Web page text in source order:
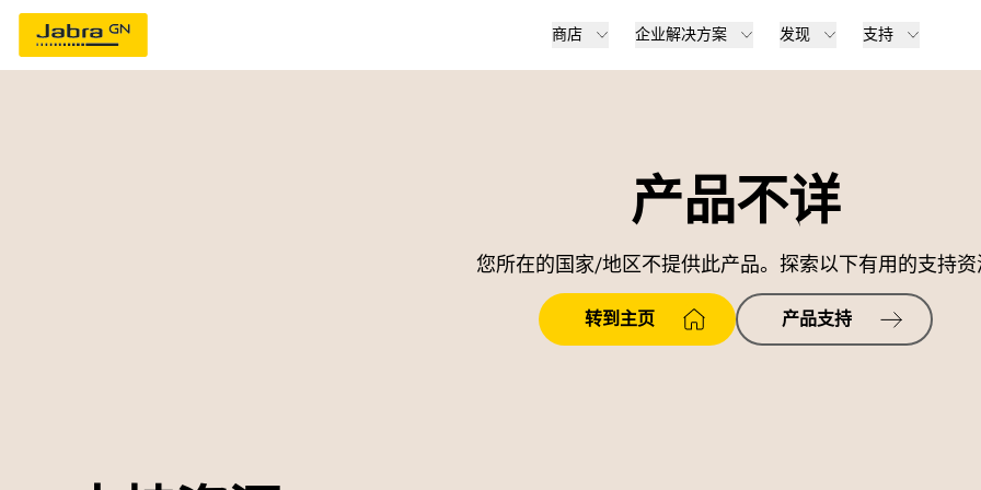
商店 企业解决方案 发现 支持
产品不详
您所在的国家/地区不提供此产品。探索以下有用的支持资
转到主页 产品支持